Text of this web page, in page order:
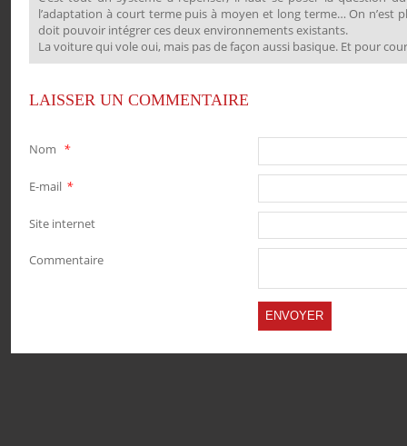
TWITTER
l’adaptation à court terme puis à moyen et long terme… On n’est
doit pouvoir intégrer ces deux environnements existants.
La voiture qui vole oui, mais pas de façon aussi basique. Et pour
LAISSER UN COMMENTAIRE
Nom *
E-mail *
Site internet
Commentaire